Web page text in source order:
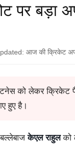
पर बड़ा
आज की क्रिकेट
को लेकर क्रिकेट
हुए है।
केएल राहुलको